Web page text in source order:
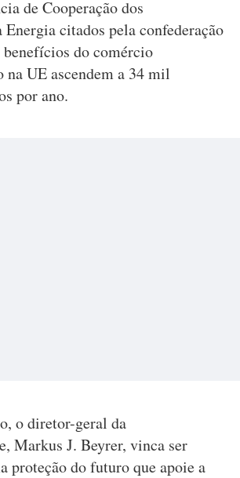
de Cooperação dos
Energia citados pela confederação
benefícios do comércio
UE ascendem a 34 mil
por ano.
o diretor-geral da
Markus J. Beyrer, vinca ser
proteção do futuro que apoie a